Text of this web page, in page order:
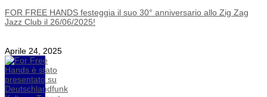
FOR FREE HANDS festeggia il suo 30° anniversario allo Zig Zag
Jazz Club il 26/06/2025!
Aprile 24, 2025